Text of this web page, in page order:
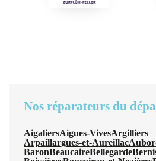
Nos réparateurs du
AigaliersAigues-VivesArgilliers
Arpaillargues-et-Aureillac
BaronBeaucaireBellegarde